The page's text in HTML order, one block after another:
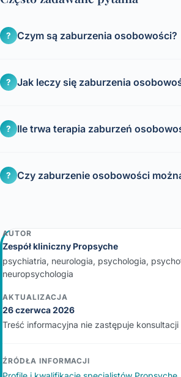
? Czym są zaburzenia osobowości?
? Jak leczy się zaburzenia
? Ile trwa terapia zaburzeń
? Czy zaburzenie osobowości
AUTOR
Zespół kliniczny Propsyche
psychiatria, neurologia, psychologia,
neuropsychologia
AKTUALIZACJA
26 czerwca 2026
Treść informacyjna nie zastępuje
ŹRÓDŁA INFORMACJI